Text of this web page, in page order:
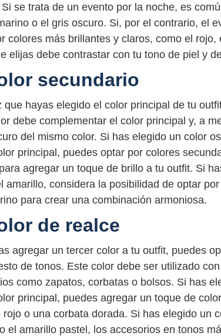
se trata de un evento por la noche, es
o el gris oscuro. Si, por el contrario, el
colores más brillantes y claros, como el
elijas debe contrastar con tu tono de piel y
secundario
que hayas elegido el color principal de tu
debe complementar el color principal y, a
del mismo color. Si has elegido un color
principal, puedes optar por colores
agregar un toque de brillo a tu outfit. Si
amarillo, considera la posibilidad de optar
para crear una combinación armoniosa.
de realce
agregar un tercer color a tu outfit, puedes
de tonos. Este color debe ser utilizado
como zapatos, corbatas o bolsos. Si has
principal, puedes agregar un toque de
rojo o una corbata dorada. Si has elegido un
el amarillo pastel, los accesorios en tonos